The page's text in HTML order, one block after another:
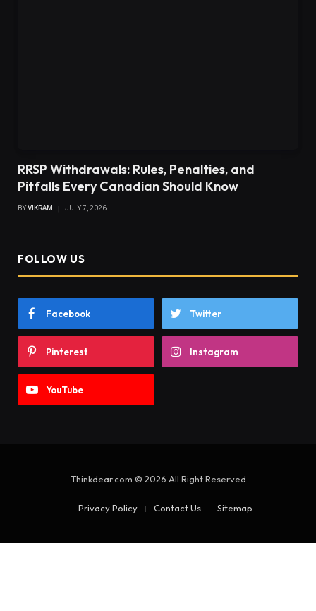
RRSP Withdrawals: Rules, Penalties, and
Pitfalls Every Canadian Should Know
BYVIKRAM JULY 7, 2026
FOLLOW US
Facebook Twitter
Pinterest Instagram
YouTube
Thinkdear.com © 2026 All Right Reserved
Privacy Policy Contact Us Sitemap